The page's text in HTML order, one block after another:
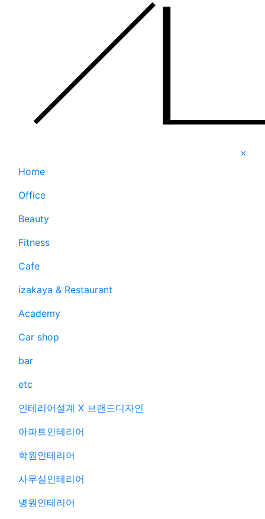
×
Home
Office
Beauty
Fitness
Cafe
izakaya & Restaurant
Academy
Car shop
bar
etc
인테리어설계 X 브랜드디자인
아파트인테리어
학원인테리어
사무실인테리어
병원인테리어